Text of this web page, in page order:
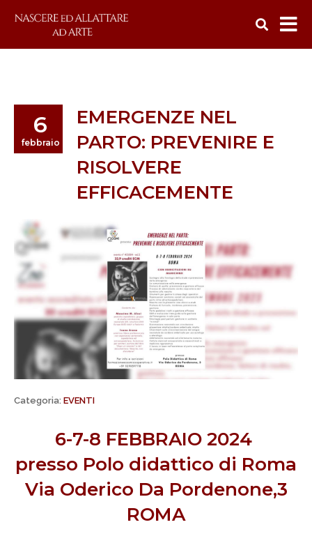
6
febbraio
EMERGENZE NEL
PARTO: PREVENIRE E
RISOLVERE
EFFICACEMENTE
Categoria: EVENTI
6-7-8 FEBBRAIO 2024
presso Polo didattico di Roma
Via Oderico Da Pordenone,3
ROMA